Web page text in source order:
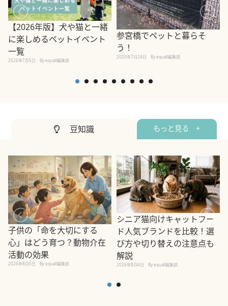
【2026年版】犬や猫と一緒
に楽しめるペットイベント
一覧
2026年7月5日 By equall編集部
参宮橋でペットと暮らそ
う！
2020年7月24日 By equall編集部
豆知識 もっと見る +
子供の「命を大切にする
心」はどう育つ？動物介在
活動の効果
2026年8月5日 By equall編集部
シニア猫向けキャットフー
ド人気ブランドを比較！選
び方や切り替えの注意点も
解説
2026年8月4日 By equall編集部